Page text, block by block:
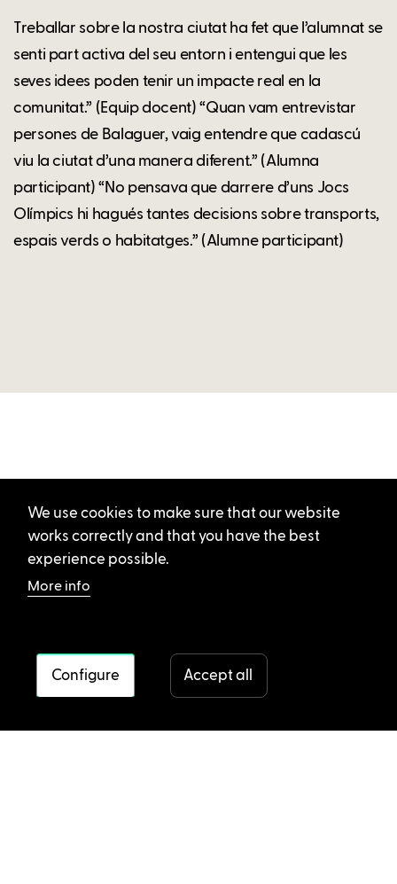
Treballar sobre la nostra ciutat ha fet que l’alumnat se
senti part activa del seu entorn i entengui que les
seves idees poden tenir un impacte real en la
comunitat.” (Equip docent) “Quan vam entrevistar
persones de Balaguer, vaig entendre que cadascú
viu la ciutat d’una manera diferent.” (Alumna
participant) “No pensava que darrere d’uns Jocs
Olímpics hi hagués tantes decisions sobre transports,
espais verds o habitatges.” (Alumne participant)
We use cookies to make sure that our website
works correctly and that you have the best
experience possible.
More info
Configure Accept all